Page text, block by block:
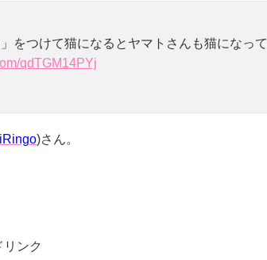
をつけて猫になるとヤマトさんも猫になって
qdTGM14PYj
)さん。
リンク